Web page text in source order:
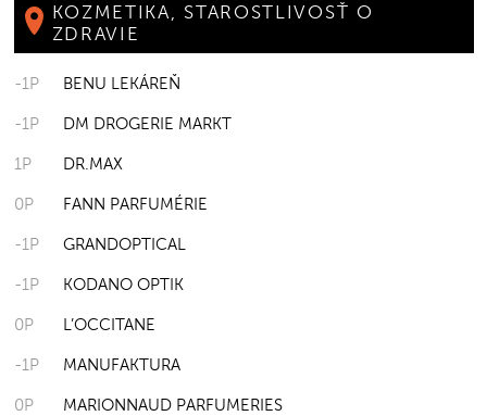
KOZMETIKA, STAROSTLIVOSŤ O
ZDRAVIE
-1P BENU LEKÁREŇ
-1P DM DROGERIE MARKT
1P DR.MAX
0P FANN PARFUMÉRIE
-1P GRANDOPTICAL
-1P KODANO OPTIK
0P L’OCCITANE
-1P MANUFAKTURA
0P MARIONNAUD PARFUMERIES